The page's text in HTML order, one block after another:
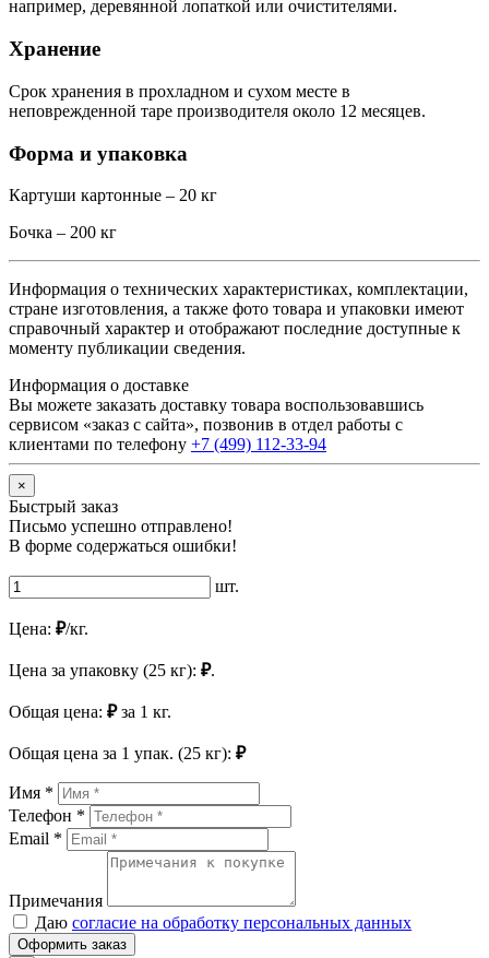
например, деревянной лопаткой или очистителями.
Хранение
Срок хранения в прохладном и сухом месте в
неповрежденной таре производителя около 12 месяцев.
Форма и упаковка
Картуши картонные – 20 кг
Бочка – 200 кг
Информация о технических характеристиках, комплектации,
стране изготовления, а также фото товара и упаковки имеют
справочный характер и отображают последние доступные к
моменту публикации сведения.
Информация о доставке
Вы можете заказать доставку товара воспользовавшись
сервисом «заказ с сайта», позвонив в отдел работы с
клиентами по телефону +7 (499) 112-33-94
×
Быстрый заказ
Письмо успешно отправлено!
В форме содержаться ошибки!
шт.
Цена: ₽/кг.
Цена за упаковку (25 кг): ₽.
Общая цена: ₽за 1 кг.
Общая цена за 1 упак. (25 кг): ₽
Имя *
Телефон *
Email *
Примечания
Даю согласие на обработку персональных данных
Оформить заказ